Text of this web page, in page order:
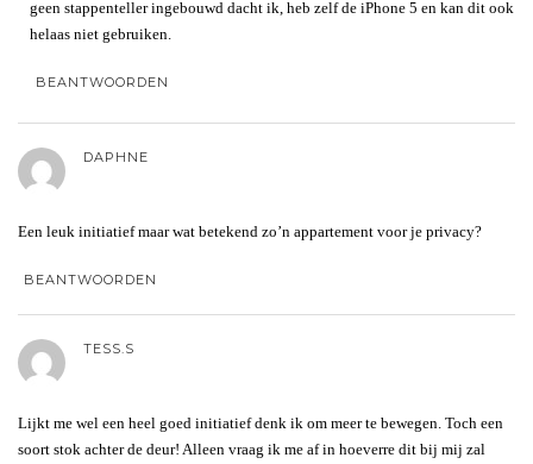
geen stappenteller ingebouwd dacht ik, heb zelf de iPhone 5 en kan dit ook
helaas niet gebruiken.
BEANTWOORDEN
DAPHNE
Een leuk initiatief maar wat betekend zo’n appartement voor je privacy?
BEANTWOORDEN
TESS.S
Lijkt me wel een heel goed initiatief denk ik om meer te bewegen. Toch een
soort stok achter de deur! Alleen vraag ik me af in hoeverre dit bij mij zal